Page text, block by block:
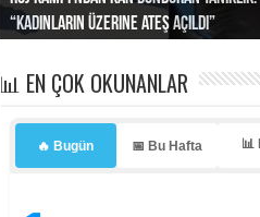
“Kadınların üzerine ateş açıldı”
Irak’a misilleme tehdidi!
yaptı… İsrail’in “timsah” planına fren!
kayıtlar başladı
basıldı, kabus yaşatıldı!
📊 EN ÇOK OKUNANLAR
🔥 Bugün 📅 Bu Hafta 📊